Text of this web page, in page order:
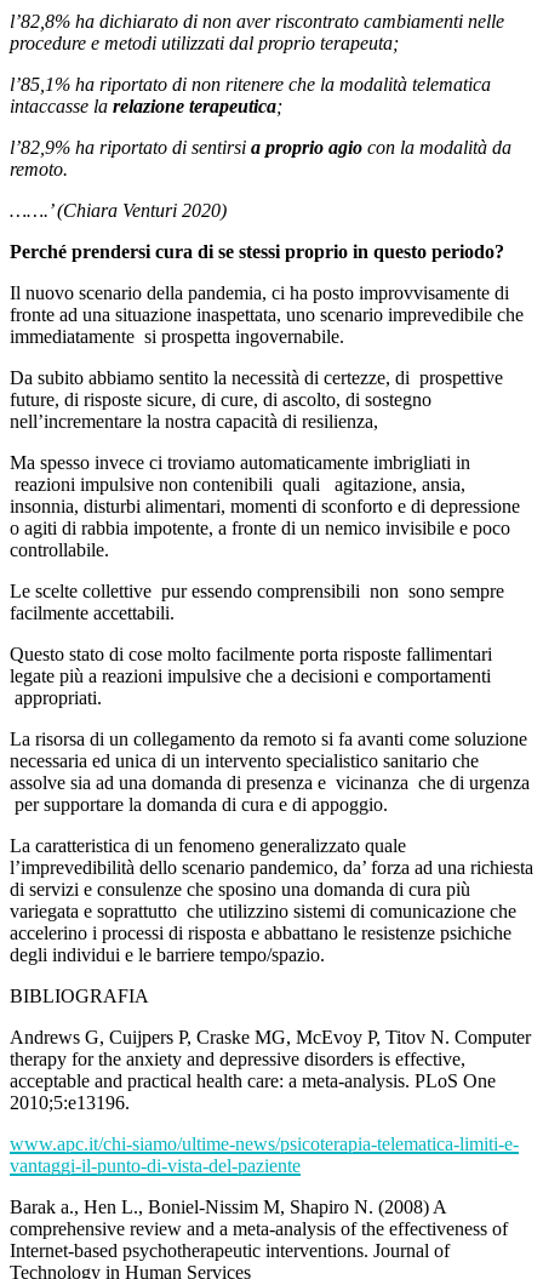
l’82,8% ha dichiarato di non aver riscontrato cambiamenti nelle
procedure e metodi utilizzati dal proprio terapeuta;
l’85,1% ha riportato di non ritenere che la modalità telematica
intaccasse la relazione terapeutica;
l’82,9% ha riportato di sentirsi a proprio agio con la modalità da
remoto.
…….’ (Chiara Venturi 2020)
Perché prendersi cura di se stessi proprio in questo periodo?
Il nuovo scenario della pandemia, ci ha posto improvvisamente di
fronte ad una situazione inaspettata, uno scenario imprevedibile che
immediatamente si prospetta ingovernabile.
Da subito abbiamo sentito la necessità di certezze, di prospettive
future, di risposte sicure, di cure, di ascolto, di sostegno
nell’incrementare la nostra capacità di resilienza,
Ma spesso invece ci troviamo automaticamente imbrigliati in
reazioni impulsive non contenibili quali agitazione, ansia,
insonnia, disturbi alimentari, momenti di sconforto e di depressione
o agiti di rabbia impotente, a fronte di un nemico invisibile e poco
controllabile.
Le scelte collettive pur essendo comprensibili non sono sempre
facilmente accettabili.
Questo stato di cose molto facilmente porta risposte fallimentari
legate più a reazioni impulsive che a decisioni e comportamenti
appropriati.
La risorsa di un collegamento da remoto si fa avanti come soluzione
necessaria ed unica di un intervento specialistico sanitario che
assolve sia ad una domanda di presenza e vicinanza che di urgenza
per supportare la domanda di cura e di appoggio.
La caratteristica di un fenomeno generalizzato quale
l’imprevedibilità dello scenario pandemico, da’ forza ad una richiesta
di servizi e consulenze che sposino una domanda di cura più
variegata e soprattutto che utilizzino sistemi di comunicazione che
accelerino i processi di risposta e abbattano le resistenze psichiche
degli individui e le barriere tempo/spazio.
BIBLIOGRAFIA
Andrews G, Cuijpers P, Craske MG, McEvoy P, Titov N. Computer
therapy for the anxiety and depressive disorders is effective,
acceptable and practical health care: a meta-analysis. PLoS One
2010;5:e13196.
www.apc.it/chi-siamo/ultime-news/psicoterapia-telematica-limiti-e-
vantaggi-il-punto-di-vista-del-paziente
Barak a., Hen L., Boniel-Nissim M, Shapiro N. (2008) A
comprehensive review and a meta-analysis of the effectiveness of
Internet-based psychotherapeutic interventions. Journal of
Technology in Human Services